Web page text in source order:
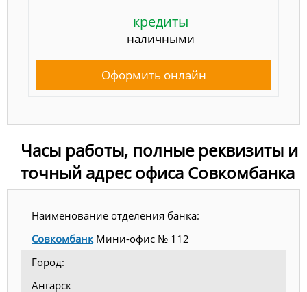
кредиты
наличными
Оформить онлайн
Часы работы, полные реквизиты и
точный адрес офиса Совкомбанка
Наименование отделения банка:
СовкомбанкМини-офис № 112
Город:
Ангарск